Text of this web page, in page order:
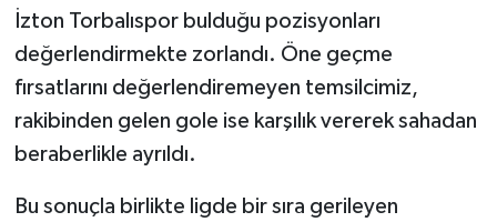
İzton Torbalıspor bulduğu pozisyonları
değerlendirmekte zorlandı. Öne geçme
fırsatlarını değerlendiremeyen temsilcimiz,
rakibinden gelen gole ise karşılık vererek sahadan
beraberlikle ayrıldı.
Bu sonuçla birlikte ligde bir sıra gerileyen